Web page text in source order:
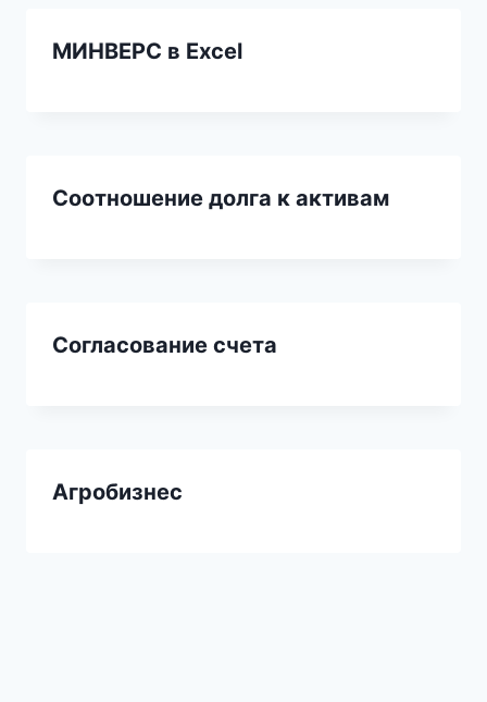
МИНВЕРС в Excel
Соотношение долга к активам
Согласование счета
Агробизнес